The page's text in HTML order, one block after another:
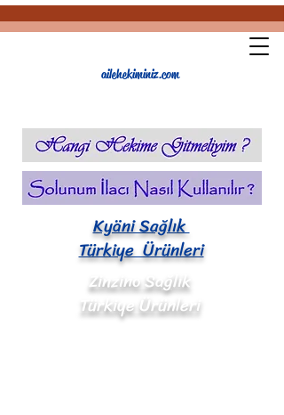
Kyäni Sağlık
Türkiye Ürünleri
Zinzino Sağlık
Türkiye Ürünleri
ailehekiminiz.com